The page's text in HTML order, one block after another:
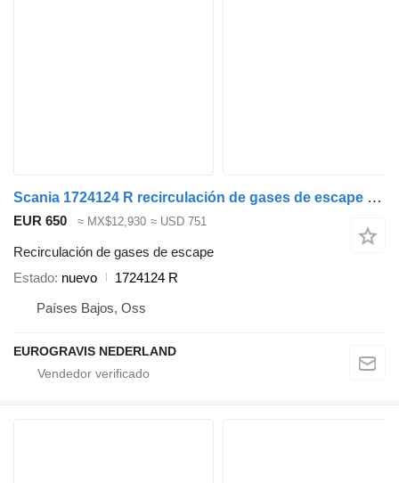
Scania 1724124 R recirculación de gases de escape para cabeza tractora
EUR 650 ≈ MX$12,930 ≈ USD 751
Recirculación de gases de escape
Estado nuevo
1724124 R
Países Bajos, Oss
EUROGRAVIS NEDERLAND